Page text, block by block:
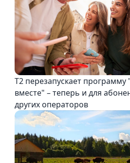
Т2 перезапускает программу
вместе" – теперь и для
других операторов